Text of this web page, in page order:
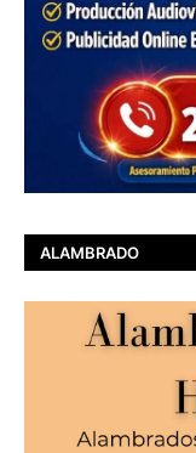
ALAMBRADO